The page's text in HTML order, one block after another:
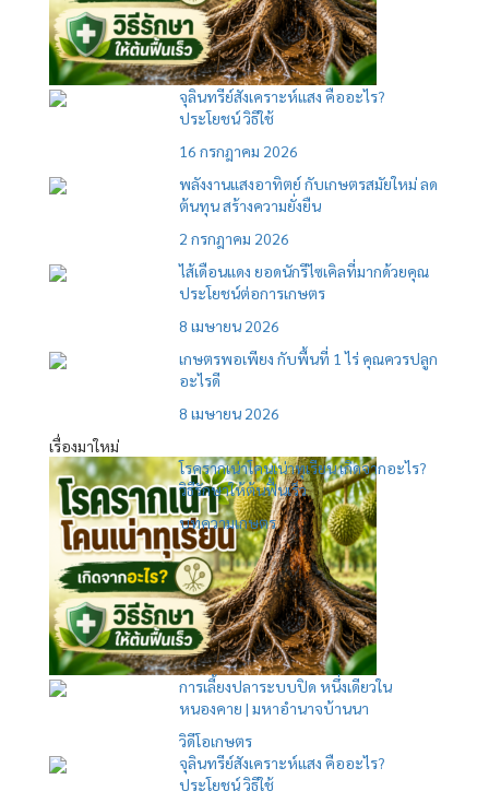
จุลินทรีย์สังเคราะห์แสง คืออะไร?
ประโยชน์ วิธีใช้
16 กรกฎาคม 2026
พลังงานแสงอาทิตย์ กับเกษตรสมัยใหม่ ลด
ต้นทุน สร้างความยั่งยืน
2 กรกฎาคม 2026
ไส้เดือนแดง ยอดนักรีไซเคิลที่มากด้วยคุณ
ประโยชน์ต่อการเกษตร
8 เมษายน 2026
เกษตรพอเพียง กับพื้นที่ 1 ไร่ คุณควรปลูก
อะไรดี
8 เมษายน 2026
เรื่องมาใหม่
โรครากเน่าโคนเน่าทุเรียน เกิดจากอะไร?
วิธีรักษาให้ต้นฟื้นเร็ว
บทความเกษตร
การเลี้ยงปลาระบบปิด หนึ่งเดียวใน
หนองคาย | มหาอำนาจบ้านนา
วิดีโอเกษตร
จุลินทรีย์สังเคราะห์แสง คืออะไร?
ประโยชน์ วิธีใช้